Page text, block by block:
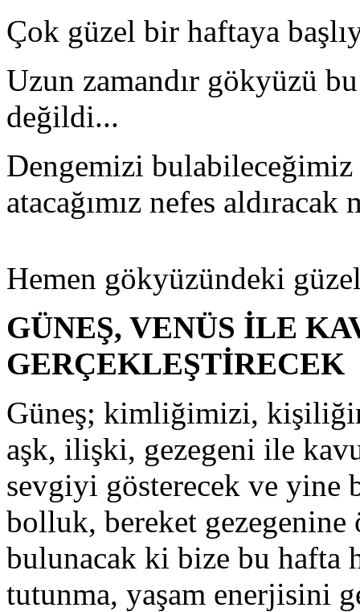
Çok güzel bir haftaya
Uzun zamandır gökyüzü
değildi...
Dengemizi
atacağımız nefes
Hemen gökyüzündeki
GÜNEŞ, VENÜS İLE
GERÇEKLEŞTİRECEK
Güneş; kimliğimizi,
aşk, ilişki, gezegeni ile
sevgiyi gösterecek ve yine
bolluk, bereket
bulunacak ki bize bu hafta
tutunma, yaşam enerjisini